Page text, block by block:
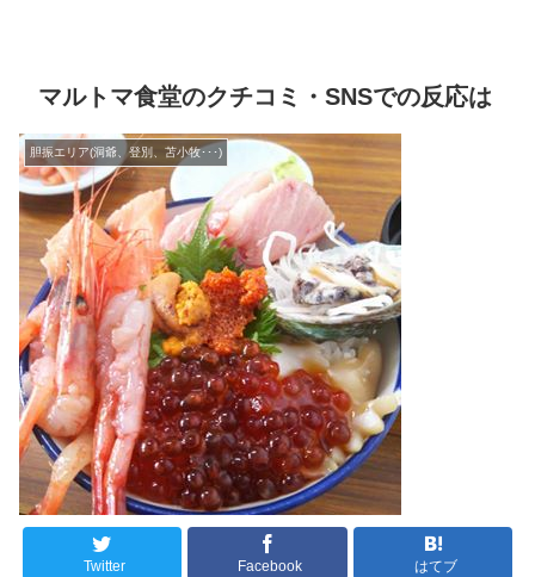
マルトマ食堂のクチコミ・SNSでの反応は
胆振エリア(洞爺、登別、苫小牧･･･)
Twitter Facebook はてブ